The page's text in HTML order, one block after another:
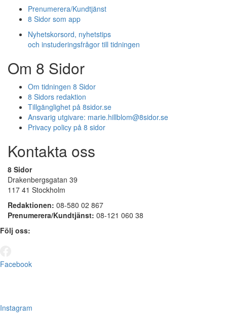
Prenumerera/Kundtjänst
8 Sidor som app
Nyhetskorsord, nyhetstips
och instuderingsfrågor till tidningen
Om 8 Sidor
Om tidningen 8 Sidor
8 Sidors redaktion
Tillgänglighet på 8sidor.se
Ansvarig utgivare: marie.hillblom@8sidor.se
Privacy policy på 8 sidor
Kontakta oss
8 Sidor
Drakenbergsgatan 39
117 41 Stockholm
Redaktionen: 08-580 02 867
Prenumerera/Kundtjänst: 08-121 060 38
Följ oss:
Facebook
Instagram